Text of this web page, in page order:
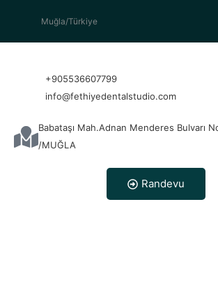
Muğla/Türkiye
+905536607799
info@fethiyedentalstudio.com
Babataşı Mah.Adnan Menderes Bulvarı
/MUĞLA
Randevu
Fethiye